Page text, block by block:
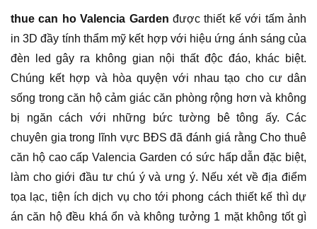
thue can ho Valencia Garden được thiết kế với tấm ảnh
in 3D đầy tính thẩm mỹ kết hợp với hiệu ứng ánh sáng của
đèn led gây ra không gian nội thất độc đáo, khác biệt.
Chúng kết hợp và hòa quyện với nhau tạo cho cư dân
sống trong căn hộ cảm giác căn phòng rộng hơn và không
bị ngăn cách với những bức tường bê tông ấy. Các
chuyên gia trong lĩnh vực BĐS đã đánh giá rằng Cho thuê
căn hộ cao cấp Valencia Garden có sức hấp dẫn đặc biệt,
làm cho giới đầu tư chú ý và ưng ý. Nếu xét về địa điểm
tọa lạc, tiện ích dịch vụ cho tới phong cách thiết kế thì dự
án căn hộ đều khá ổn và không tưởng 1 mặt không tốt gì